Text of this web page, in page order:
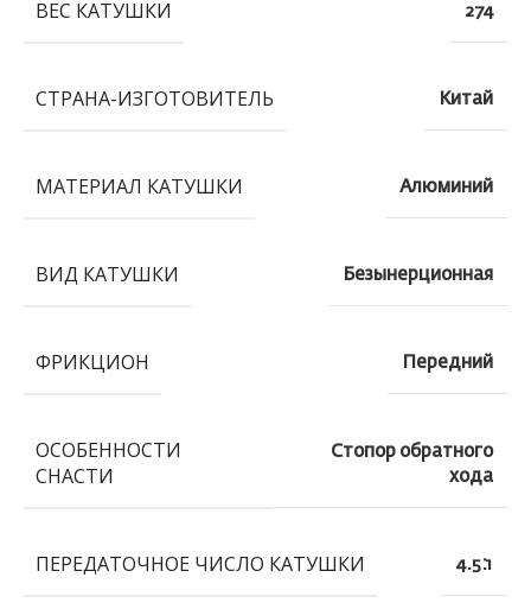
ВЕС КАТУШКИ 274
СТРАНА-ИЗГОТОВИТЕЛЬ Китай
МАТЕРИАЛ КАТУШКИ Алюминий
ВИД КАТУШКИ Безынерционная
ФРИКЦИОН Передний
ОСОБЕННОСТИ
СНАСТИ
Стопор обратного
хода
ПЕРЕДАТОЧНОЕ ЧИСЛО КАТУШКИ 4.5:1